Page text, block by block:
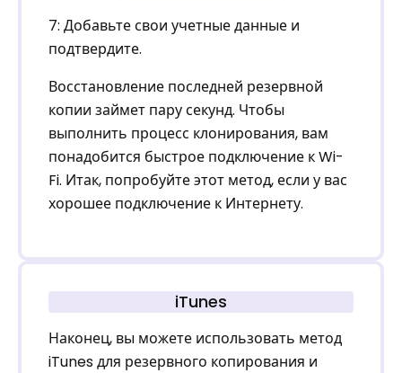
7: Добавьте свои учетные данные и
подтвердите.
Восстановление последней резервной
копии займет пару секунд. Чтобы
выполнить процесс клонирования, вам
понадобится быстрое подключение к Wi-
Fi. Итак, попробуйте этот метод, если у вас
хорошее подключение к Интернету.
iTunes
Наконец, вы можете использовать метод
iTunes для резервного копирования и